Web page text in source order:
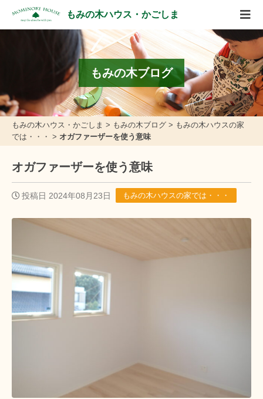
もみの木ハウス・かごしま
もみの木ブログ
もみの木ハウス・かごしま > もみの木ブログ > もみの木ハウスの家
では・・・ > オガファーザーを使う意味
オガファーザーを使う意味
投稿日 2024年08月23日 もみの木ハウスの家では・・・